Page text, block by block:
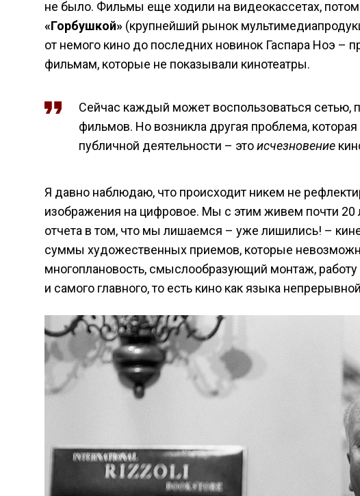
не было. Фильмы еще ходили на видеокассетах,
«Горбушкой»(крупнейший рынок
от немого кино до последних новинок Гаспара Ноэ –
фильмам, которые не показывали кинотеатры.
Сейчас каждый может воспользоваться сетью,
фильмов. Но возникла другая проблема,
публичной деятельности – этоисчезновение
Я давно наблюдаю, что происходит никем не
изображения на цифровое. Мы с этим живем почти 20
отчета в том, что мы лишаемся – уже лишились! –
суммы художественных приемов, которые
многоплановость, смыслообразующий монтаж,
и самого главного, то есть кино как языка